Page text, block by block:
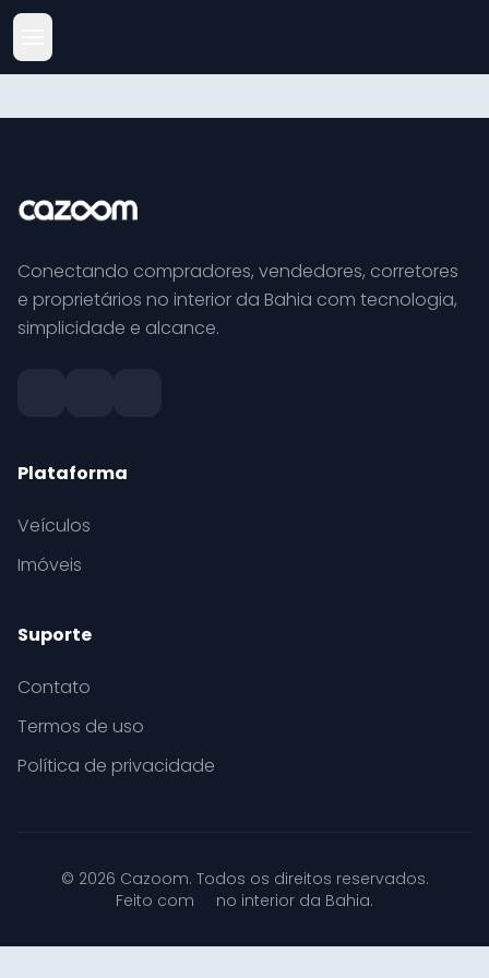
Conectando compradores, vendedores, corretores
e proprietários no interior da Bahia com tecnologia,
simplicidade e alcance.
Plataforma
Veículos
Imóveis
Suporte
Contato
Termos de uso
Política de privacidade
© 2026 Cazoom. Todos os direitos reservados.
Feito com
no interior da Bahia.